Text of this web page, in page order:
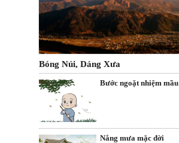
Bóng Núi, Dáng Xưa
Bước ngoặt nhiệm mầu
Nắng mưa mặc đời